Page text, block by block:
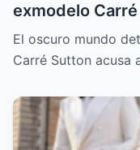
exmodelo
Marie de
El oscuro mundo
Carré Sutton acusa